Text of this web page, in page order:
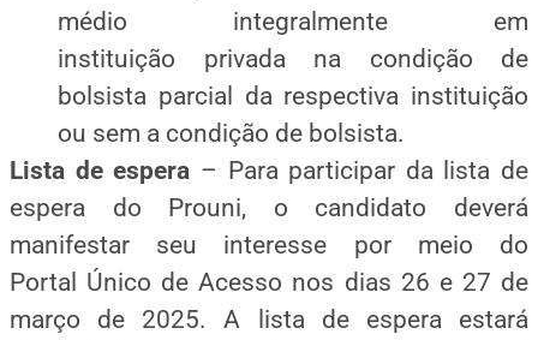
médio integralmente em
instituição privada na condição de
bolsista parcial da respectiva instituição
ou sem a condição de bolsista.
Lista de espera – Para participar da lista de
espera do Prouni, o candidato deverá
manifestar seu interesse por meio do
Portal Único de Acesso nos dias 26 e 27 de
março de 2025. A lista de espera estará